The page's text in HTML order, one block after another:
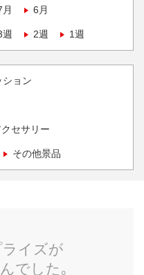
月 6月
週 2週 1週
ション
セサリー
その他景品